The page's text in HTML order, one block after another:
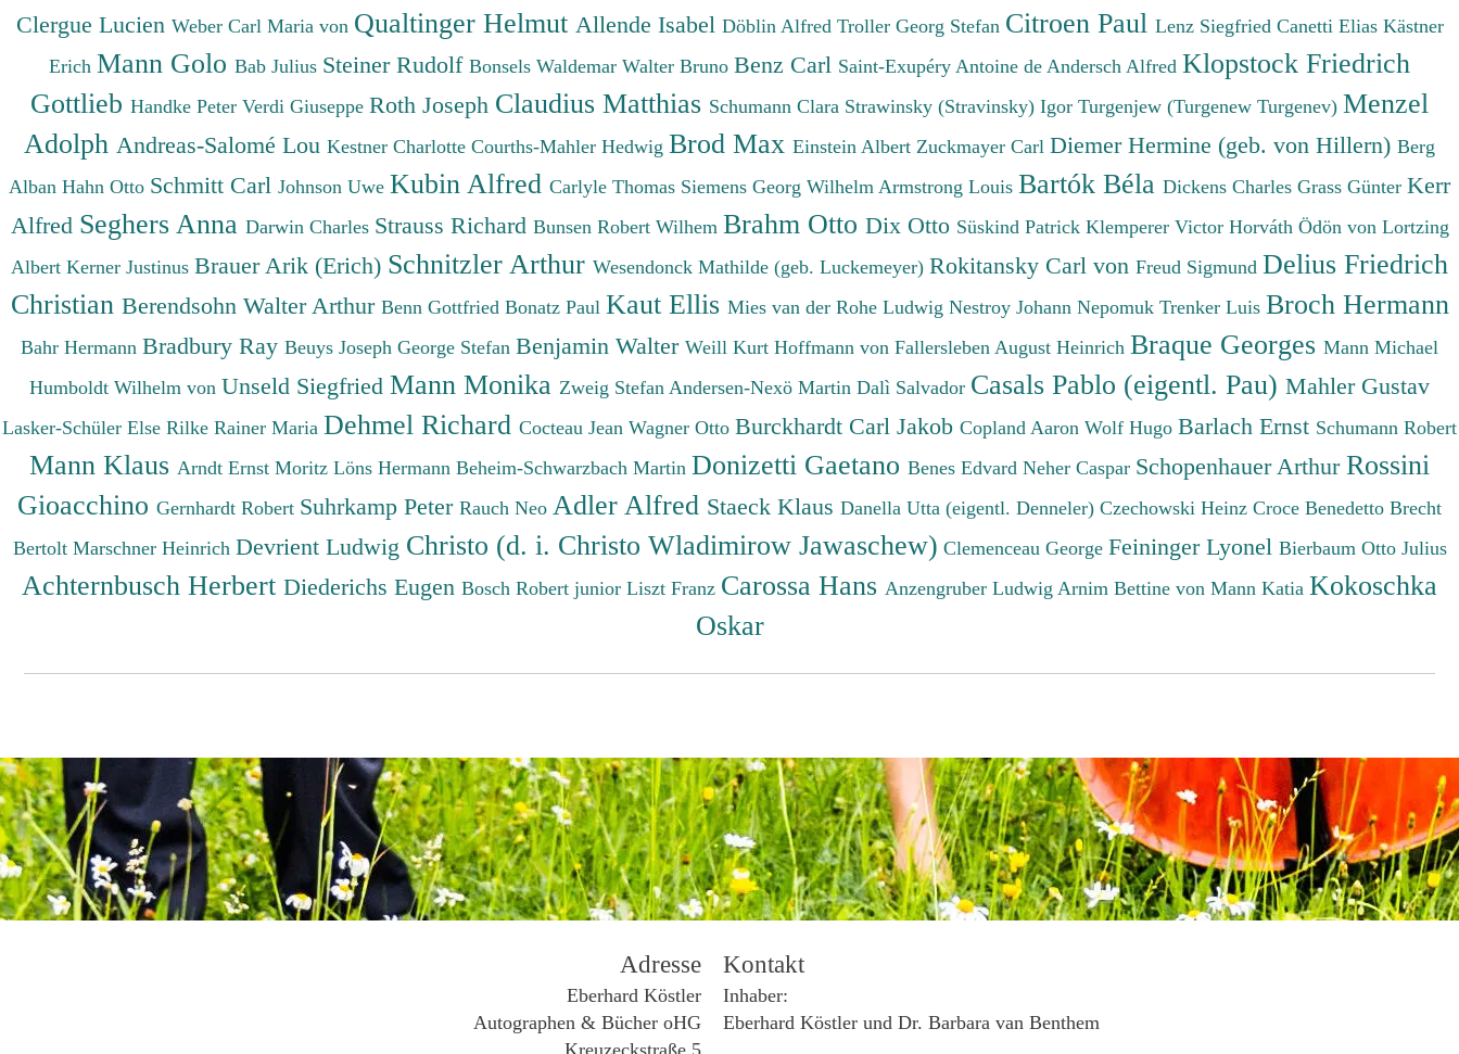
Clergue Lucien Weber Carl Maria von Qualtinger Helmut Allende Isabel Döblin Alfred Troller Georg Stefan Citroen Paul Lenz Siegfried Canetti Elias Kästner
Erich Mann Golo Bab Julius Steiner Rudolf Bonsels Waldemar Walter Bruno Benz Carl Saint-Exupéry Antoine de Andersch Alfred Klopstock Friedrich
Gottlieb Handke Peter Verdi Giuseppe Roth Joseph Claudius Matthias Schumann Clara Strawinsky (Stravinsky) Igor Turgenjew (Turgenew Turgenev) Menzel
Adolph Andreas-Salomé Lou Kestner Charlotte Courths-Mahler Hedwig Brod Max Einstein Albert Zuckmayer Carl Diemer Hermine (geb. von Hillern) Berg
Alban Hahn Otto Schmitt Carl Johnson Uwe Kubin Alfred Carlyle Thomas Siemens Georg Wilhelm Armstrong Louis Bartók Béla Dickens Charles Grass Günter Kerr
Alfred Seghers Anna Darwin Charles Strauss Richard Bunsen Robert Wilhem Brahm Otto Dix Otto Süskind Patrick Klemperer Victor Horváth Ödön von Lortzing
Albert Kerner Justinus Brauer Arik (Erich) Schnitzler Arthur Wesendonck Mathilde (geb. Luckemeyer) Rokitansky Carl von Freud Sigmund Delius Friedrich
Christian Berendsohn Walter Arthur Benn Gottfried Bonatz Paul Kaut Ellis Mies van der Rohe Ludwig Nestroy Johann Nepomuk Trenker Luis Broch Hermann
Bahr Hermann Bradbury Ray Beuys Joseph George Stefan Benjamin Walter Weill Kurt Hoffmann von Fallersleben August Heinrich Braque Georges Mann Michael
Humboldt Wilhelm von Unseld Siegfried Mann Monika Zweig Stefan Andersen-Nexö Martin Dalì Salvador Casals Pablo (eigentl. Pau) Mahler Gustav
Lasker-Schüler Else Rilke Rainer Maria Dehmel Richard Cocteau Jean Wagner Otto Burckhardt Carl Jakob Copland Aaron Wolf Hugo Barlach Ernst Schumann Robert
Mann Klaus Arndt Ernst Moritz Löns Hermann Beheim-Schwarzbach Martin Donizetti Gaetano Benes Edvard Neher Caspar Schopenhauer Arthur Rossini
Gioacchino Gernhardt Robert Suhrkamp Peter Rauch Neo Adler Alfred Staeck Klaus Danella Utta (eigentl. Denneler) Czechowski Heinz Croce Benedetto Brecht
Bertolt Marschner Heinrich Devrient Ludwig Christo (d. i. Christo Wladimirow Jawaschew) Clemenceau George Feininger Lyonel Bierbaum Otto Julius
Achternbusch Herbert Diederichs Eugen Bosch Robert junior Liszt Franz Carossa Hans Anzengruber Ludwig Arnim Bettine von Mann Katia Kokoschka
Oskar
Adresse
Eberhard Köstler
Autographen & Bücher oHG
Kontakt
Inhaber:
Eberhard Köstler und Dr. Barbara van Benthem